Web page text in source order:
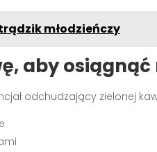
młodzieńczy
aby
odchudzający zielonej